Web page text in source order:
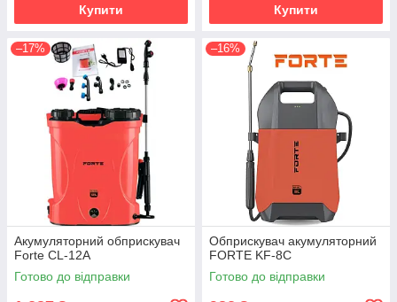
Купити Купити
–17%
Акумуляторний обприскувач
Forte CL-12A
Готово до відправки
–16%
Обприскувач акумуляторний
FORTE KF-8C
Готово до відправки